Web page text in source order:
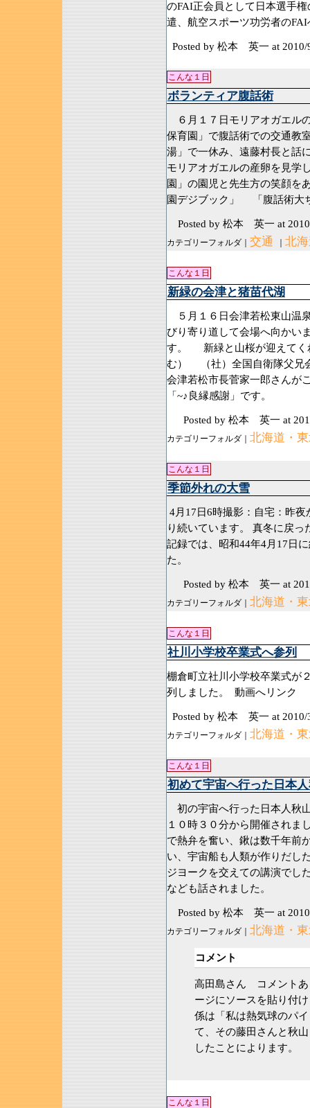
のFAI正会員として日本選手
遣、航空スポーツ功労者の
Posted by 松本 英一 at
こんな１日
ボランティア腹話術
６月１７日モリアオガエル
保育園」で腹話術での交通
湯」で一休み、遠藤村長と話
モリアオガエルの産卵を見
園」の園児と先生方の笑顔を
園デジブック」 「腹話術大
Posted by 松本 英一 at
カテゴリーフォルダ｜ 交通 北
こんな１日
新緑の会津と猪苗代湖
５月１６日会津若松東山温
びり寄り道して会場へ向か
す。 新緑と山桜が迎えてく
む） （社）全国自衛隊父兄
会津若松市長菅家一郎さん
「~♪良縁感謝」です。
Posted by 松本 英一 at
カテゴリーフォルダ｜ 北海道・
こんな１日
季節外れの大雪
4月17日6時撮影：自宅：昨
り続いています。 真冬に戻
記録では、昭和44年4月17日
た。
Posted by 松本 英一 at
カテゴリーフォルダ｜ 北海道・
こんな１日
社川小学校卒業式へ参列
棚倉町立社川小学校卒業式が
列しました。 動画へリンク
Posted by 松本 英一 at
カテゴリーフォルダ｜ 北海道・
こんな１日
初めて宇宙へ行った日本
初の宇宙へ行った日本人秋
１０時３０分から開催され
で熱弁を奮い、鍬は数千年前
い、宇宙船も人類が作りだし
ジヨークを交えての講演で
なども話されました。
Posted by 松本 英一 at
カテゴリーフォルダ｜ 北海道・
コメント
高田島さん コメントあ
ージにソースを貼り付
係は「私は熱気球のパ
て、その藤田さんと秋
したことによります。
こんな１日